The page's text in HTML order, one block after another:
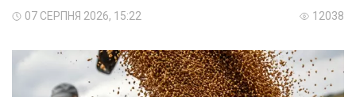
07 СЕРПНЯ 2026, 15:22 12038